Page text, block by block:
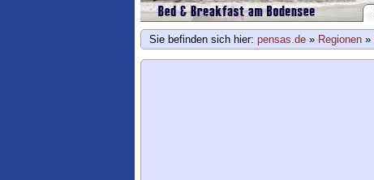
Sie befinden sich hier: pensas.de » Regionen »